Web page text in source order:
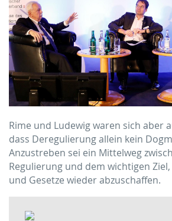
Rime und Ludewig waren sich aber
dass Deregulierung allein kein
Anzustreben sei ein Mittelweg
Regulierung und dem wichtigen
und Gesetze wieder abzuschaffen.